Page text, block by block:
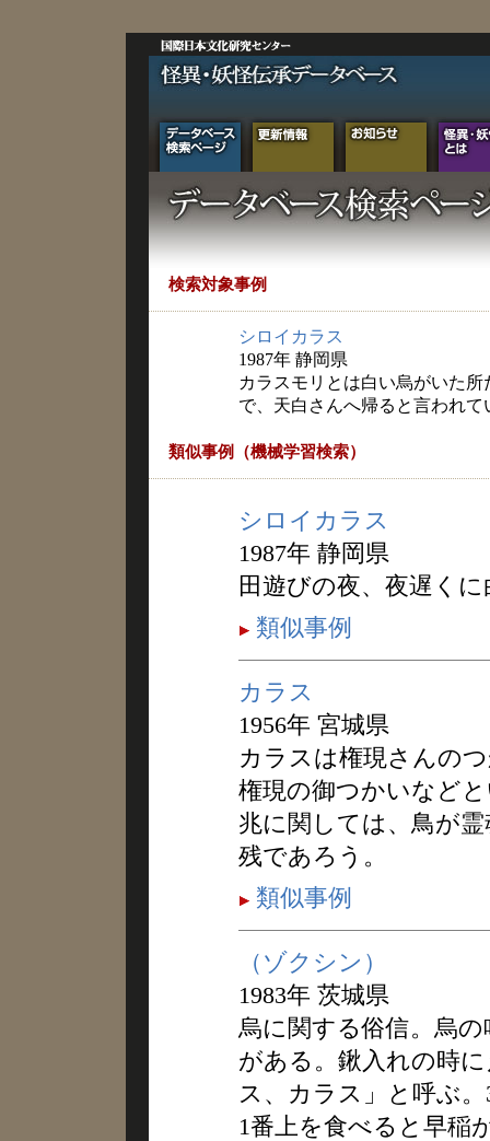
検索対象事例
シロイカラス
1987年 静岡県
カラスモリとは白い烏がいた
で、天白さんへ帰ると言われて
類似事例（機械学習検索）
シロイカラス
1987年 静岡県
田遊びの夜、夜遅く
類似事例
カラス
1956年 宮城県
カラスは権現さんの
権現の御つかいなど
兆に関しては、鳥が
残であろう。
類似事例
（ゾクシン）
1983年 茨城県
烏に関する俗信。烏
がある。鍬入れの時
ス、カラス」と呼ぶ
1番上を食べると早稲